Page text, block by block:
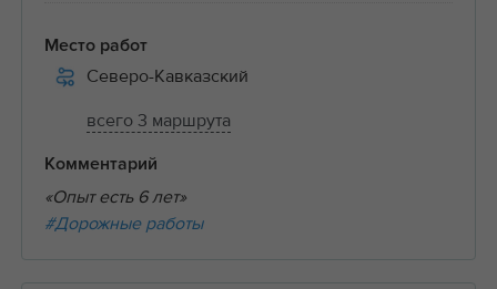
Место работ
Северо-Кавказский
всего 3 маршрута
Комментарий
«Опыт есть 6 лет»
#Дорожные работы